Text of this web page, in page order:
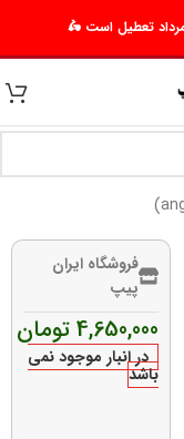
فروشگاه ایران
پیپ
4,650,000 تومان
در انبار موجود نمی
باشد